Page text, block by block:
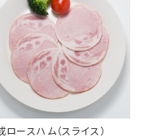
ロースハム（スライス）